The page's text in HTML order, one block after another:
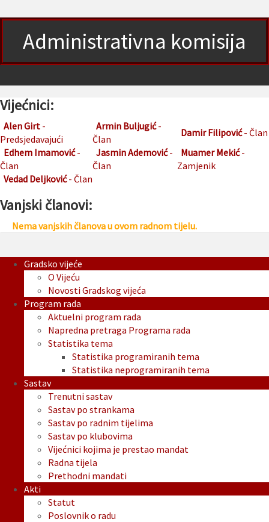
Administrativna komisija
Vijećnici:
Alen Girt -
Predsjedavajući
Armin Buljugić-
Član
Damir Filipović- Član
Edhem Imamović-
Član
Jasmin Ademović-
Član
Muamer Mekić-
Zamjenik
Vedad Deljković- Član
Vanjski članovi:
Nema vanjskih članova u ovom radnom tijelu.
Gradsko vijeće
O Vijeću
Novosti Gradskog vijeća
Program rada
Aktuelni program rada
Napredna pretraga Programa rada
Statistika tema
Statistika programiranih tema
Statistika neprogramiranih tema
Sastav
Trenutni sastav
Sastav po strankama
Sastav po radnim tijelima
Sastav po klubovima
Vijećnici kojima je prestao mandat
Radna tijela
Prethodni mandati
Akti
Statut
Poslovnik o radu